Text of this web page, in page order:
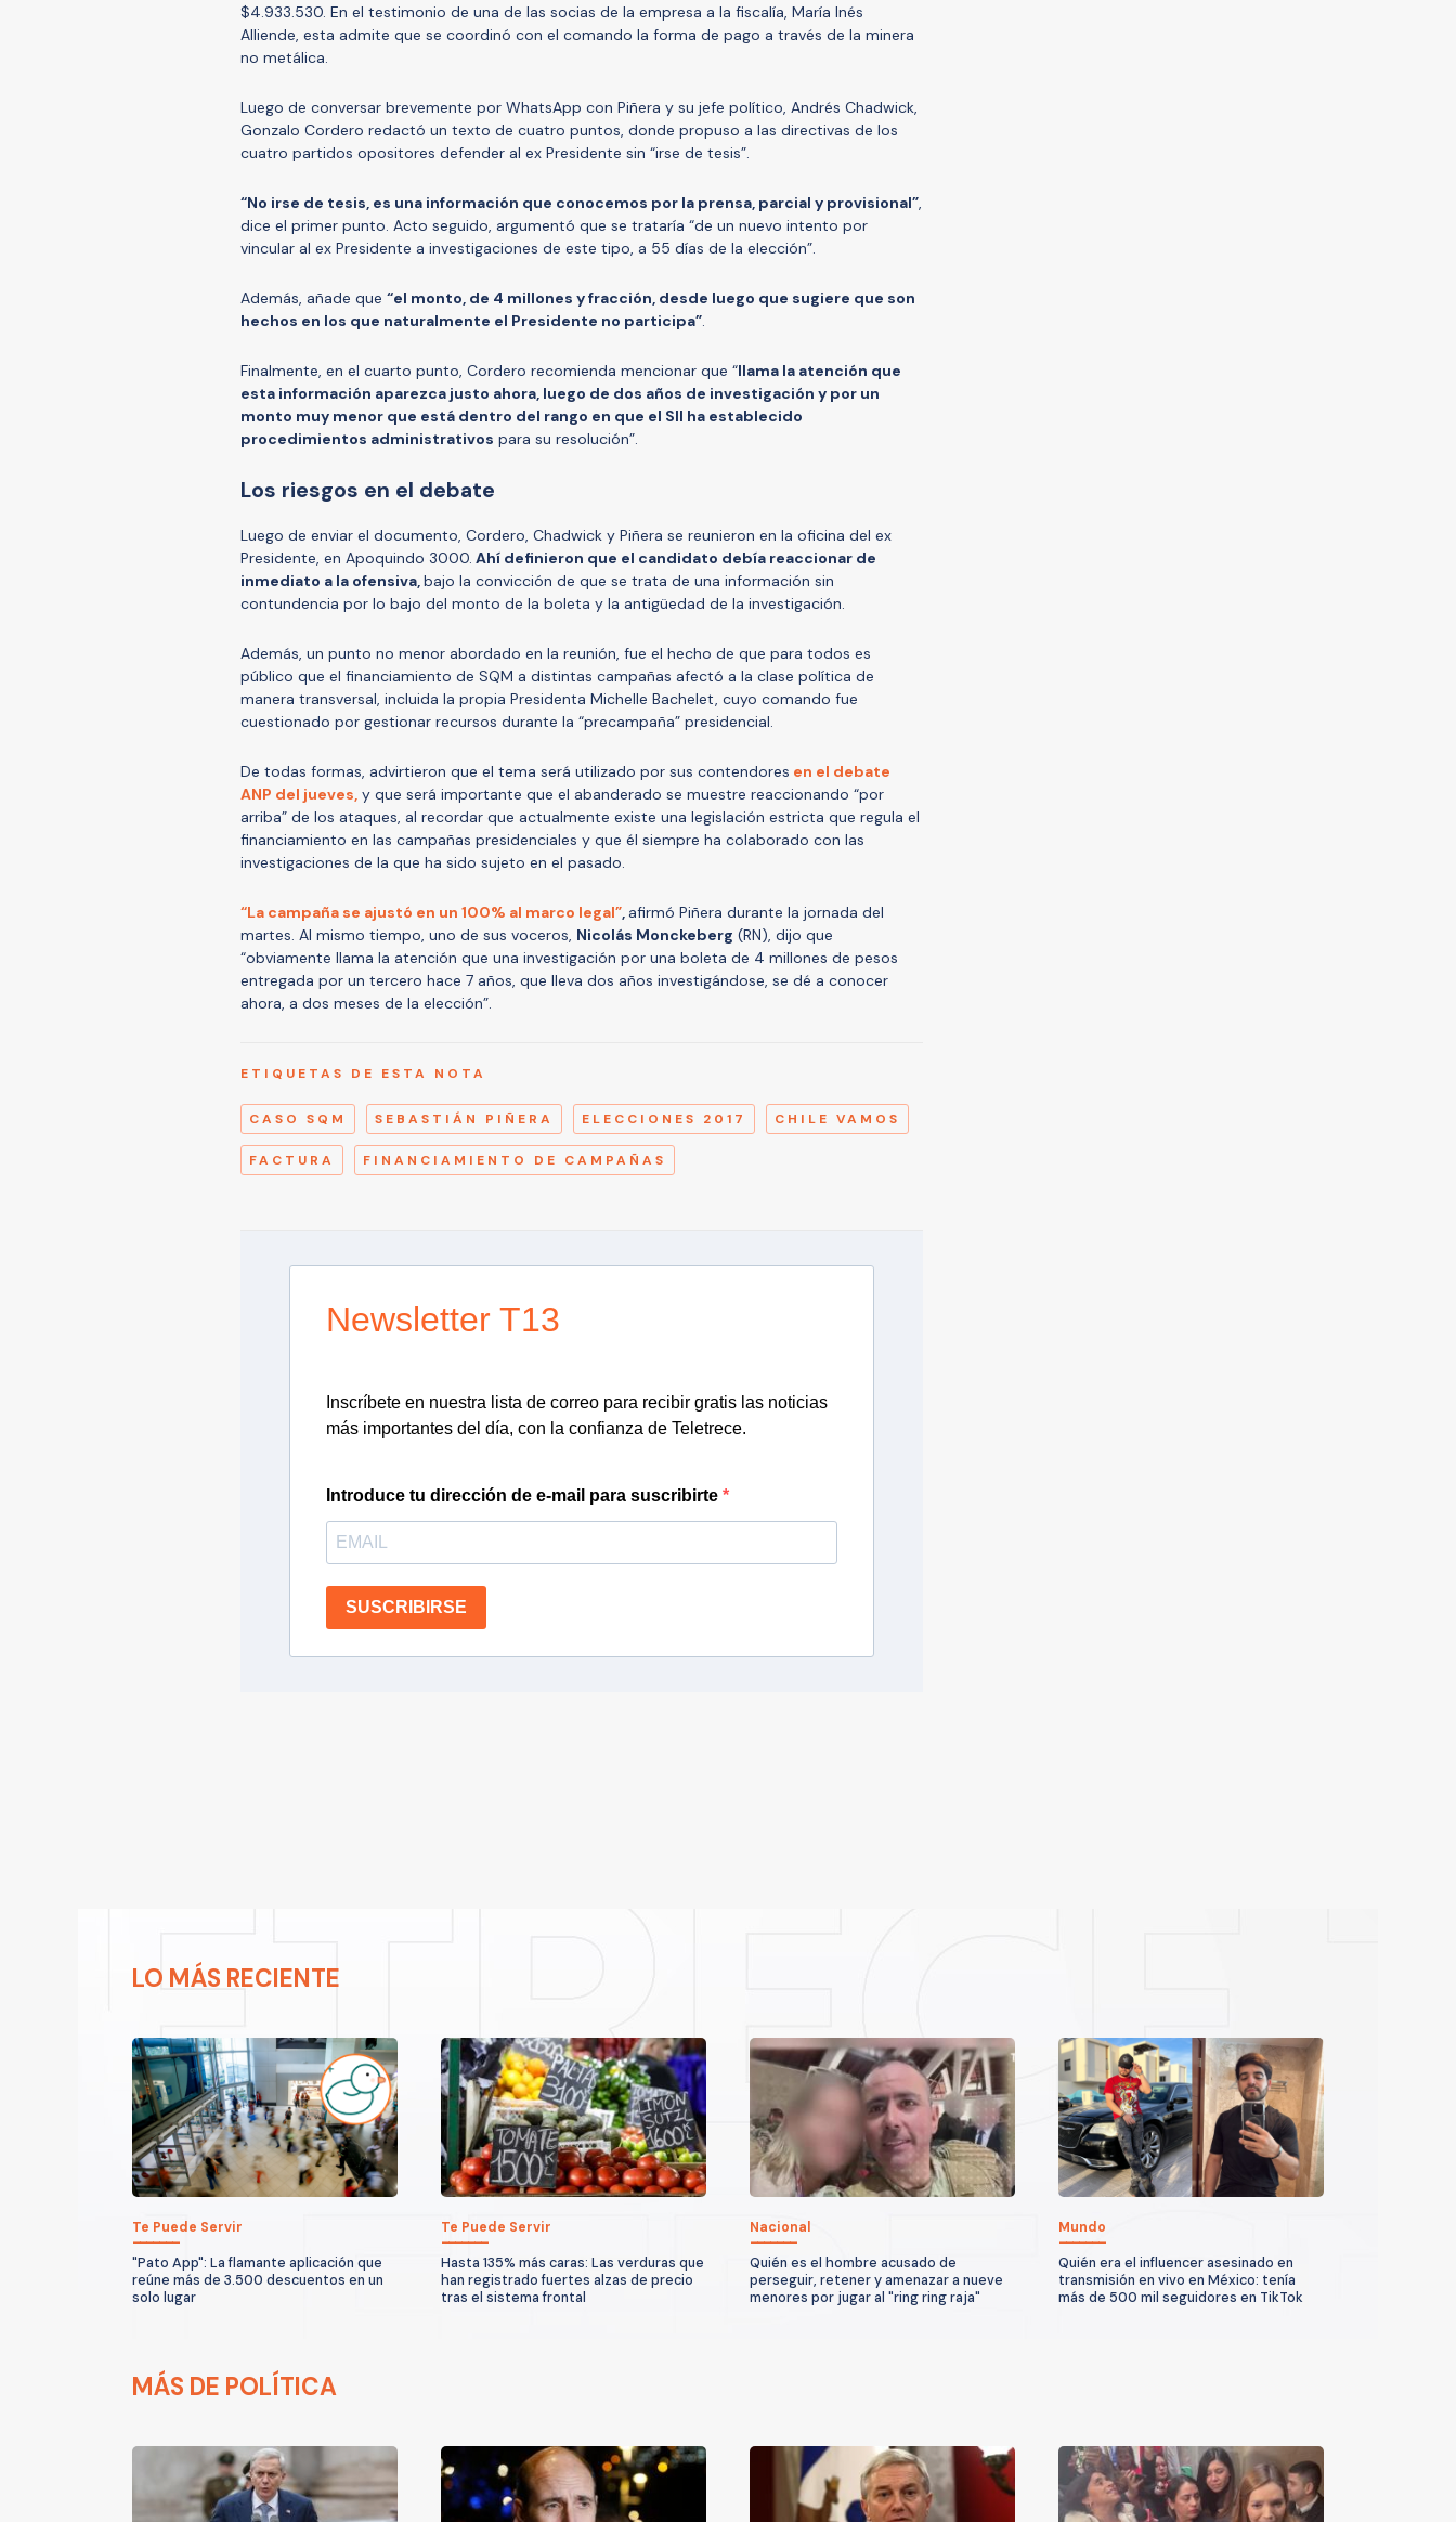
$4.933.530. En el testimonio de una de las socias de la empresa a la fiscalía, María Inés
Alliende, esta admite que se coordinó con el comando la forma de pago a través de la minera
no metálica.
Luego de conversar brevemente por WhatsApp con Piñera y su jefe político, Andrés Chadwick,
Gonzalo Cordero redactó un texto de cuatro puntos, donde propuso a las directivas de los
cuatro partidos opositores defender al ex Presidente sin “irse de tesis”.
“No irse de tesis, es una información que conocemos por la prensa, parcial y provisional”,
dice el primer punto. Acto seguido, argumentó que se trataría “de un nuevo intento por
vincular al ex Presidente a investigaciones de este tipo, a 55 días de la elección”.
Además, añade que “el monto, de 4 millones y fracción, desde luego que sugiere que son
hechos en los que naturalmente el Presidente no participa”.
Finalmente, en el cuarto punto, Cordero recomienda mencionar que “llama la atención que
esta información aparezca justo ahora, luego de dos años de investigación y por un
monto muy menor que está dentro del rango en que el SII ha establecido
procedimientos administrativos para su resolución”.
Los riesgos en el debate
Luego de enviar el documento, Cordero, Chadwick y Piñera se reunieron en la oficina del ex
Presidente, en Apoquindo 3000. Ahí definieron que el candidato debía reaccionar de
inmediato a la ofensiva,bajo la convicción de que se trata de una información sin
contundencia por lo bajo del monto de la boleta y la antigüedad de la investigación.
Además, un punto no menor abordado en la reunión, fue el hecho de que para todos es
público que el financiamiento de SQM a distintas campañas afectó a la clase política de
manera transversal, incluida la propia Presidenta Michelle Bachelet, cuyo comando fue
cuestionado por gestionar recursos durante la “precampaña” presidencial.
De todas formas, advirtieron que el tema será utilizado por sus contendores en el debate
ANP del jueves, y que será importante que el abanderado se muestre reaccionando “por
arriba” de los ataques, al recordar que actualmente existe una legislación estricta que regula el
financiamiento en las campañas presidenciales y que él siempre ha colaborado con las
investigaciones de la que ha sido sujeto en el pasado.
“La campaña se ajustó en un 100% al marco legal”, afirmó Piñera durante la jornada del
martes. Al mismo tiempo, uno de sus voceros, Nicolás Monckeberg (RN), dijo que
“obviamente llama la atención que una investigación por una boleta de 4 millones de pesos
entregada por un tercero hace 7 años, que lleva dos años investigándose, se dé a conocer
ahora, a dos meses de la elección”.
ETIQUETAS DE ESTA NOTA
CASO SQM SEBASTIÁN PIÑERA ELECCIONES 2017 CHILE VAMOS
FACTURA FINANCIAMIENTO DE CAMPAÑAS
Newsletter T13
Inscríbete en nuestra lista de correo para recibir gratis las noticias
más importantes del día, con la confianza de Teletrece.
Introduce tu dirección de e-mail para suscribirte
SUSCRIBIRSE
LO MÁS RECIENTE
Te Puede Servir
"Pato App": La flamante aplicación que
reúne más de 3.500 descuentos en un
solo lugar
Te Puede Servir
Hasta 135% más caras: Las verduras que
han registrado fuertes alzas de precio
tras el sistema frontal
Nacional
Quién es el hombre acusado de
perseguir, retener y amenazar a nueve
menores por jugar al "ring ring raja"
Mundo
Quién era el influencer asesinado en
transmisión en vivo en México: tenía
más de 500 mil seguidores en TikTok
MÁS DE POLÍTICA